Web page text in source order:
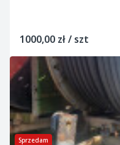
1000,00 zł / szt
Sprzedam